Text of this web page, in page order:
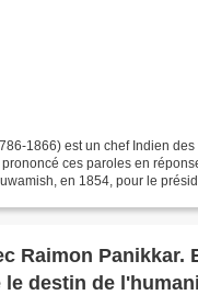
1866) est un chef Indien
ces paroles en
en 1854, pour le
Raimon Panikkar.
le destin de